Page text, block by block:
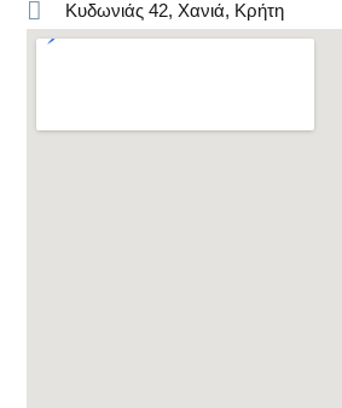
Κυδωνιάς 42, Χανιά, Κρήτη